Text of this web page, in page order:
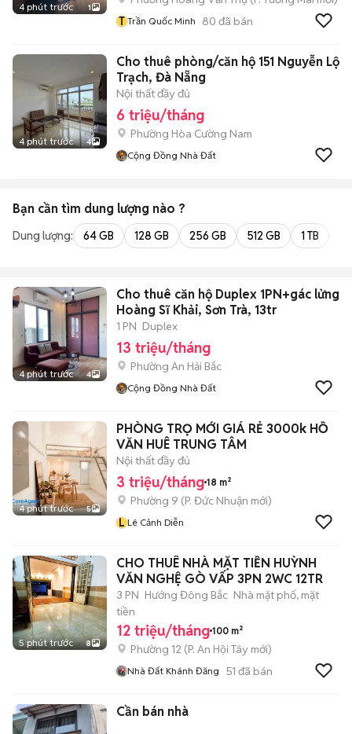
4 phút trước 1
T Trần Quốc Minh 80 đã bán
4 phút trước 4
Cho thuê phòng/căn hộ 151 Nguyễn Lộ
Trạch, Đà Nẵng
Nội thất đầy đủ
6 triệu/tháng
Phường Hòa Cường Nam
Cộng Đồng Nhà Đất
Bạn cần tìm dung lượng nào ?
Dung lượng: 64 GB 128 GB 256 GB 512 GB 1 TB
4 phút trước 4
Cho thuê căn hộ Duplex 1PN+gác lửng
Hoàng Sĩ Khải, Sơn Trà, 13tr
1 PN Duplex
13 triệu/tháng
Phường An Hải Bắc
Cộng Đồng Nhà Đất
4 phút trước 5
PHÒNG TRỌ MỚI GIÁ RẺ 3000k HỒ
VĂN HUÊ TRUNG TÂM
Nội thất đầy đủ
3 triệu/tháng 18 m²
Phường 9 (P. Đức Nhuận mới)
L Lê Cảnh Diễn
5 phút trước 8
CHO THUÊ NHÀ MẶT TIỀN HUỲNH
VĂN NGHỆ GÒ VẤP 3PN 2WC 12TR
3 PN Hướng Đông Bắc Nhà mặt phố, mặt
tiền
12 triệu/tháng 100 m²
Phường 12 (P. An Hội Tây mới)
Nhà Đất Khánh Đăng 51 đã bán
Cần bán nhà